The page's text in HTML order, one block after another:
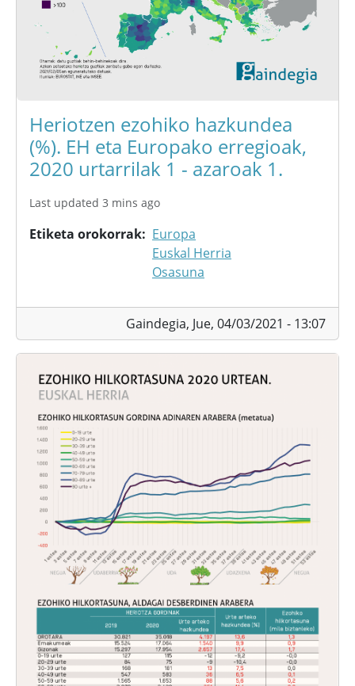
Heriotzen ezohiko hazkundea
(%). EH eta Europako erregioak,
2020 urtarrilak 1 - azaroak 1.
Last updated 3 mins ago
Etiketa orokorrak
Europa
Euskal Herria
Osasuna
Gaindegia, Jue, 04/03/2021 - 13:07